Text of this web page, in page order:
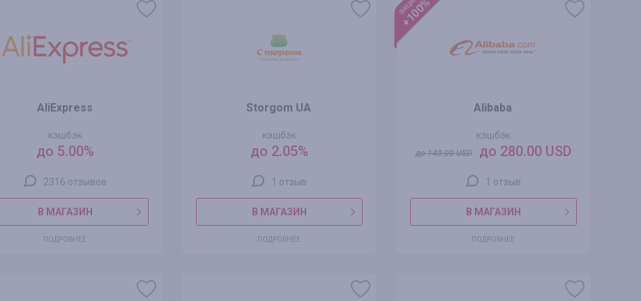
AliExpress
кэшбэк
до 5.00%
2316 отзывов
В МАГАЗИН
ПОДРОБНЕЕ
Storgom UA
кэшбэк
до 2.05%
1 отзыв
В МАГАЗИН
ПОДРОБНЕЕ
+100%
Alibaba
кэшбэк
до140.00USD до 280.00 USD
1 отзыв
В МАГАЗИН
ПОДРОБНЕЕ